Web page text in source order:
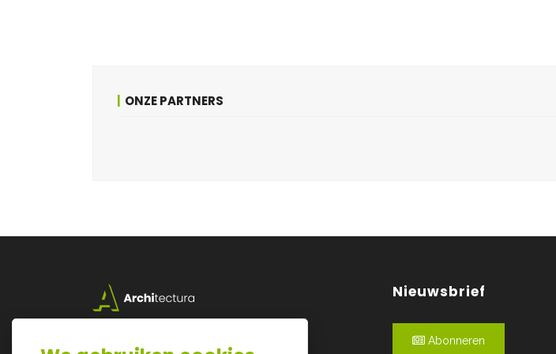
ONZE PARTNERS
3500 Hasselt
Nieuwsbrief
Abonneren